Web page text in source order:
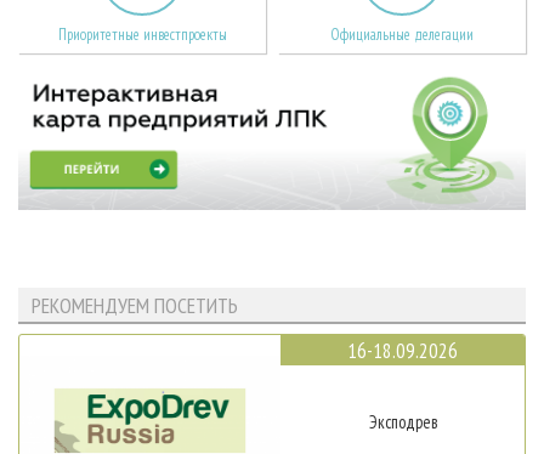
Приоритетные инвестпроекты Официальные делегации
РЕКОМЕНДУЕМ ПОСЕТИТЬ
16-18.09.2026
Эксподрев